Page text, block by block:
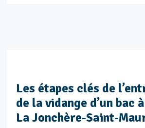
Les étapes clés de
de la vidange d’un bac
La Jonchère-Saint-